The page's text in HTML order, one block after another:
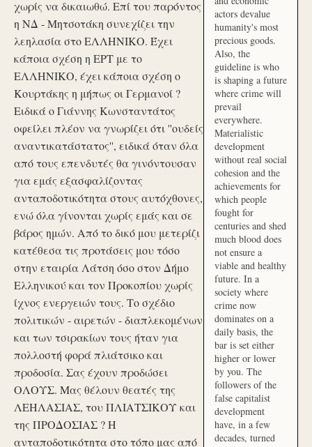
χωρίς να δικαιωθώ. Επί του παρόντος
η ΝΔ - Μητσοτάκη συνεχίζει την
λεηλασία στο ΕΛΛΗΝΙΚΟ. Έχει
κάποια σχέση η ΕΡΤ με το
ΕΛΛΗΝΙΚΟ, έχει κάποια σχέση ο
Κουρτάκης η μήπως οι Γερμανοί ?
Ειδικά ο Γιάννης Κωνσταντάτος
οφείλει πλέον να γνωρίζει ότι ''ουδείς
αναντικατάστατος'', ειδικά όταν όλα
από τους επενδυτές θα γινόντουσαν
για εμάς εξασφαλίζοντας
ανταποδοτικότητα στους αυτόχθονες,
ενώ όλα γίνονται χωρίς εμάς και σε
βάρος ημών. Από το δικό μου μετερίζι
κατέθεσα τις προτάσεις μου τόσο
στην εταιρία Λάτση όσο στον Δήμο
Ελληνικού και τον Προκοπίου χωρίς
ίχνος ενεργειών τους. Το σχέδιο
πολιτικών - αιρετών - διαπλεκομένων
και των τσιρακίων τους ήταν για
πολλοστή φορά πλιάτσικο και
προδοσία. Σας έχουν προδώσει
ΟΛΟΥΣ. Μας θέλουν θεατές της
ΛΕΗΛΑΣΙΑΣ, του ΠΛΙΑΤΣΙΚΟΥ και
της ΠΡΟΔΟΣΙΑΣ ? Η
ανταποδοτικότητα στο τόπο μας από
actors devalue
humanity's most
precious goods.
Also, the
guideline is who
is shaping a future
where crime will
prevail
everywhere.
Materialistic
development
without real social
cohesion and the
achievements for
which people
fought for
centuries and shed
much blood does
not ensure a
viable and healthy
future. In a
society where
crime now
dominates on a
daily basis, the
bar is set either
higher or lower
by you. The
followers of the
false capitalist
development
have, in a few
decades, turned